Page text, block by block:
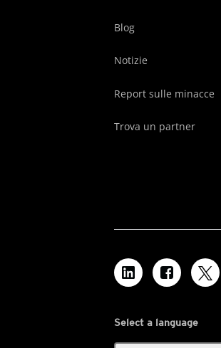
Blog
Notizie
Report sulle minacce
Trova un partner
Select a language